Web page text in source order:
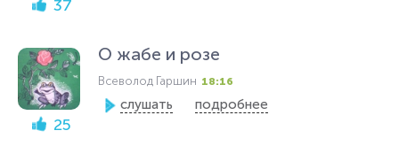
37
25
О жабе и розе
Всеволод Гаршин 18:16
слушать подробнее